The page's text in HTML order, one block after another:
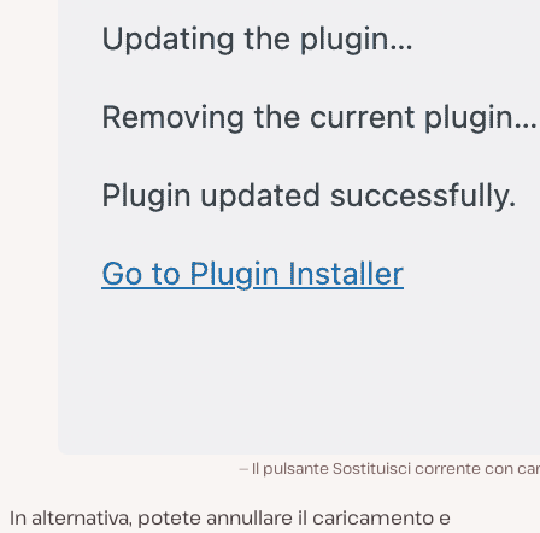
Il pulsante Sostituisci corrente con
In alternativa, potete annullare il caricamento e